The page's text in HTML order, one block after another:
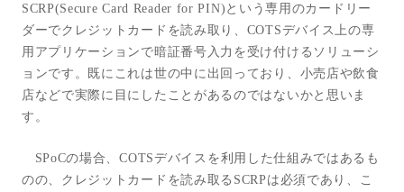
SCRP(Secure Card Reader for PIN) という専用のカードリー
ダーでクレジットカードを読み取り、 COTSデバイス上の専
用アプリケーションで暗証番号入力を受け付けるソリューシ
ョンです。既にこれは世の中に出回っており、小売店や飲食
店などで実際に目にしたことがあるのではないかと思いま
す。
SPoCの場合、COTSデバイスを利用した仕組みではあるも
のの、クレジットカードを読み取る SCRPは必須であり、こ